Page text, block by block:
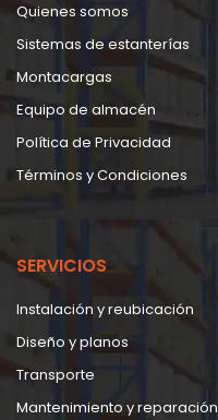
Quienes somos
Sistemas de estanterías
Montacargas
Equipo de almacén
Política de Privacidad
Términos y Condiciones
SERVICIOS
Instalación y reubicación
Diseño y planos
Transporte
Mantenimiento y reparación